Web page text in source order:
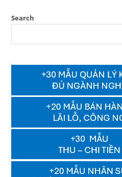
Search